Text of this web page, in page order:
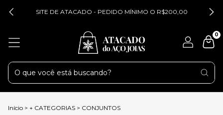
SITE DE ATACADO - PEDIDO MÍNIMO O R$200,00
0
Início > + CATEGORIAS > CONJUNTOS